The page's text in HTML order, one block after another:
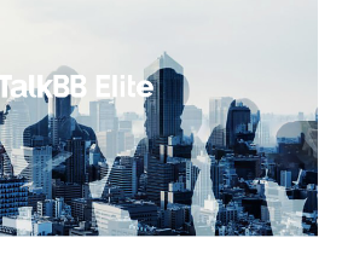
非盈利组织